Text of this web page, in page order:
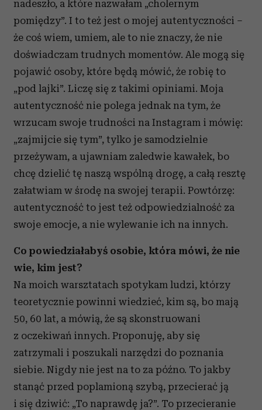
nadeszło, a które nazwałam „cholernym
pomiędzy”. I to też jest o mojej autentyczności –
że coś wiem, umiem, ale to nie znaczy, że nie
doświadczam trudnych momentów. Ale mogą się
pojawić osoby, które będą mówić, że robię to
„pod lajki”. Liczę się z takimi opiniami. Moja
autentyczność nie polega jednak na tym, że
wrzucam swoje trudności na Instagram i mówię:
„zajmijcie się tym”, tylko je samodzielnie
przeżywam, a ujawniam zaledwie kawałek, bo
chcę dzielić tę naszą wspólną drogę, a całą resztę
załatwiam w środę na swojej terapii. Powtórzę:
autentyczność to jest też odpowiedzialność za
swoje emocje, a nie wylewanie ich na innych.
Co powiedziałabyś osobie, która mówi, że nie
wie, kim jest?
Na moich warsztatach spotykam ludzi, którzy
teoretycznie powinni wiedzieć, kim są, bo mają
50, 60 lat, a mówią, że są skonstruowani
z oczekiwań innych. Proponuję, aby się
zatrzymali i poszukali narzędzi do poznania
siebie. Nigdy nie jest na to za późno. To jakby
stanąć przed poplamioną szybą, przecierać ją
i się dziwić: „To naprawdę ja?”. To przecieranie